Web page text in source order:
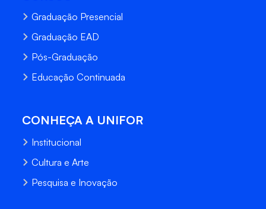
Graduação Presencial
Graduação EAD
Pós-Graduação
Educação Continuada
CONHEÇA A UNIFOR
Institucional
Cultura e Arte
Pesquisa e Inovação